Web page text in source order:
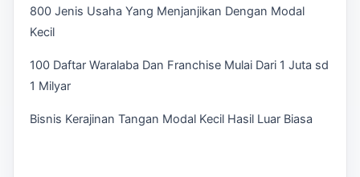
800 Jenis Usaha Yang Menjanjikan Dengan Modal
Kecil
100 Daftar Waralaba Dan Franchise Mulai Dari 1 Juta sd
1 Milyar
Bisnis Kerajinan Tangan Modal Kecil Hasil Luar Biasa